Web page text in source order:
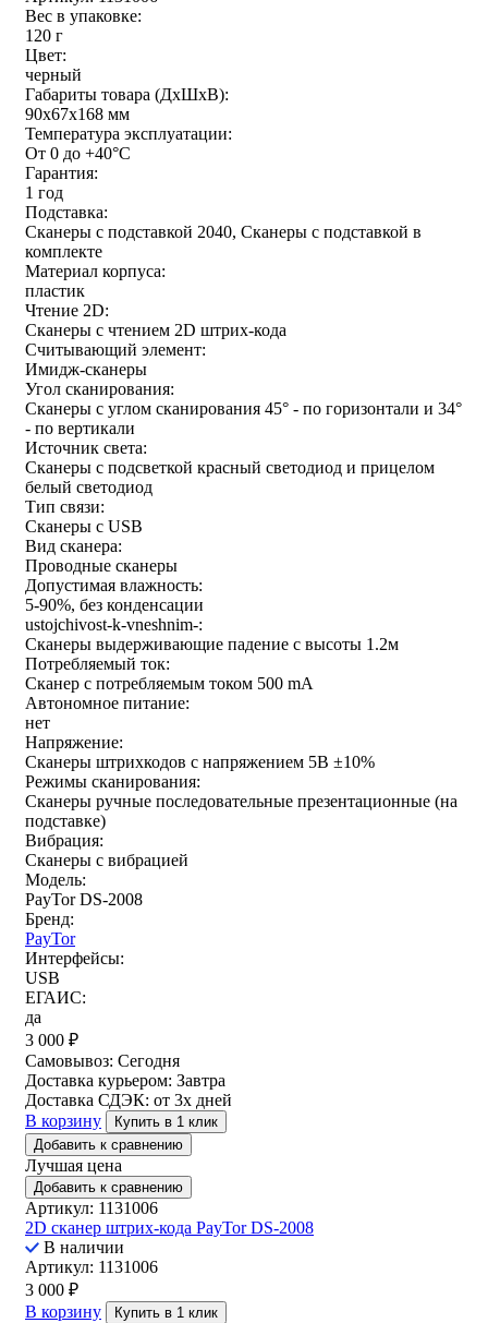
Вес в упаковке:
120 г
Цвет:
черный
Габариты товара (ДxШxВ):
90x67x168 мм
Температура эксплуатации:
От 0 до +40°С
Гарантия:
1 год
Подставка:
Сканеры с подставкой 2040, Сканеры с подставкой в
комплекте
Материал корпуса:
пластик
Чтение 2D:
Сканеры с чтением 2D штрих-кода
Считывающий элемент:
Имидж-сканеры
Угол сканирования:
Сканеры с углом сканирования 45° - по горизонтали и 34°
- по вертикали
Источник света:
Сканеры с подсветкой красный светодиод и прицелом
белый светодиод
Тип связи:
Сканеры с USB
Вид сканера:
Проводные сканеры
Допустимая влажность:
5-90%, без конденсации
ustojchivost-k-vneshnim-:
Сканеры выдерживающие падение с высоты 1.2м
Потребляемый ток:
Сканер с потребляемым током 500 mA
Автономное питание:
нет
Напряжение:
Сканеры штрихкодов с напряжением 5В ±10%
Режимы сканирования:
Сканеры ручные последовательные презентационные (на
подставке)
Вибрация:
Сканеры с вибрацией
Модель:
PayTor DS-2008
Бренд:
PayTor
Интерфейсы:
USB
ЕГАИС:
да
3 000 ₽
Самовывоз: Сегодня
Доставка курьером: Завтра
Доставка СДЭК: от 3х дней
В корзину
Купить в 1 клик
Добавить к сравнению
Лучшая цена
Добавить к сравнению
Артикул: 1131006
2D сканер штрих-кода PayTor DS-2008
В наличии
Артикул: 1131006
3 000 ₽
В корзину
Купить в 1 клик